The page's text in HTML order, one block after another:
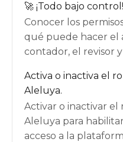
🚀 ¡Todo bajo control!
Conocer los
qué puede hacer el
contador, el revisor
Activa o inactiva el
Aleluya.
Activar o inactivar
Aleluya para
acceso a la